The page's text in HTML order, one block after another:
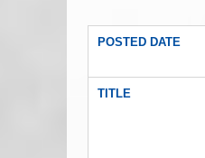
POSTED DATE
TITLE